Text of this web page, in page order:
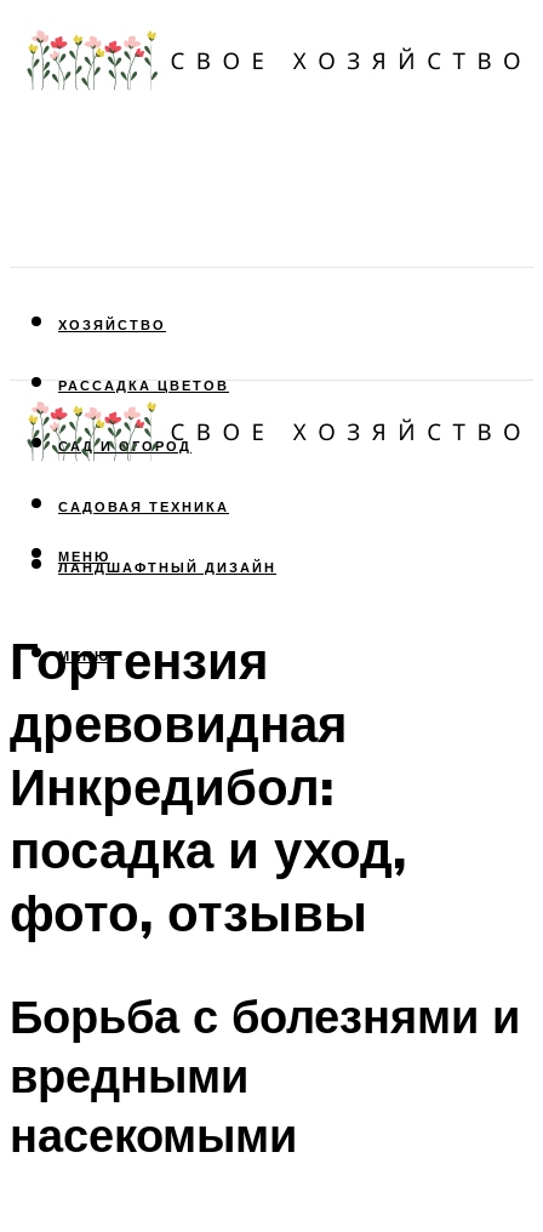
ХОЗЯЙСТВО
РАССАДКА ЦВЕТОВ
САД И ОГОРОД
САДОВАЯ ТЕХНИКА
ЛАНДШАФТНЫЙ ДИЗАЙН
МЕНЮ
МЕНЮ
Гортензия
древовидная
Инкредибол:
посадка и уход,
фото, отзывы
Борьба с болезнями и
вредными
насекомыми